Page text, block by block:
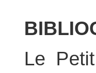
Le